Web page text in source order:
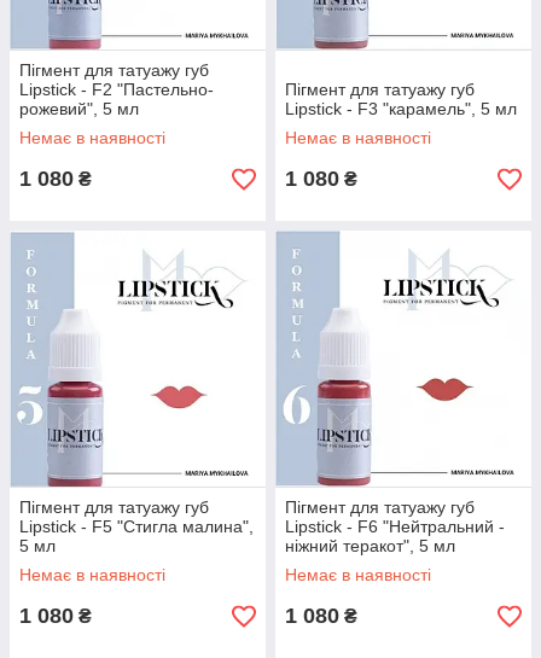
Пігмент для татуажу губ
Lipstick - F2 "Пастельно-
рожевий", 5 мл
Немає в наявності
1 080 ₴
Пігмент для татуажу губ
Lipstick - F3 "карамель", 5 мл
Немає в наявності
1 080 ₴
Пігмент для татуажу губ
Lipstick - F5 "Стигла малина",
5 мл
Немає в наявності
1 080 ₴
Пігмент для татуажу губ
Lipstick - F6 "Нейтральний -
ніжний теракот", 5 мл
Немає в наявності
1 080 ₴